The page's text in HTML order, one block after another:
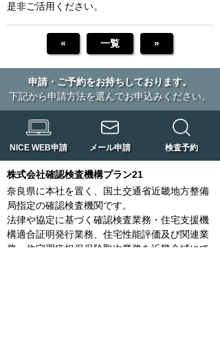
是非ご活用ください。
« 一覧 »
申請・ご予約をお持ちしております。
下記から申請方法を選んでお申込みください。
NICE WEB申請 メール申請 検査予約
株式会社確認検査機構プラン21
奈良県に本社を置く、国土交通省近畿地方整備
局指定の確認検査機関です。
法律や協定に基づく確認検査業務・住宅支援機
構適合証明発行業務、住宅性能評価及び関連業
務、住宅瑕疵担保保険取次業務を近畿全域にて